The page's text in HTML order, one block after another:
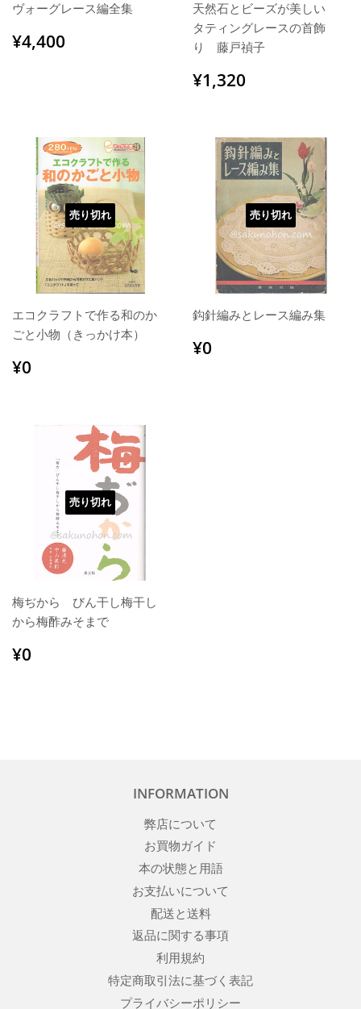
ヴォーグレース編全集
通
常
¥4,400
天然石とビーズが美しい
タティングレースの首飾
り 藤戸禎子
通
常
¥1,320
売り切れ
エコクラフトで作る和のか
ごと小物（きっかけ本）
通
常
¥0
売り切れ
鈎針編みとレース編み集
通
常
¥0
売り切れ
梅ぢから びん干し梅干し
から梅酢みそまで
通
常
¥0
INFORMATION
弊店について
お買物ガイド
本の状態と用語
お支払いについて
配送と送料
返品に関する事項
利用規約
特定商取引法に基づく表記
プライバシーポリシー